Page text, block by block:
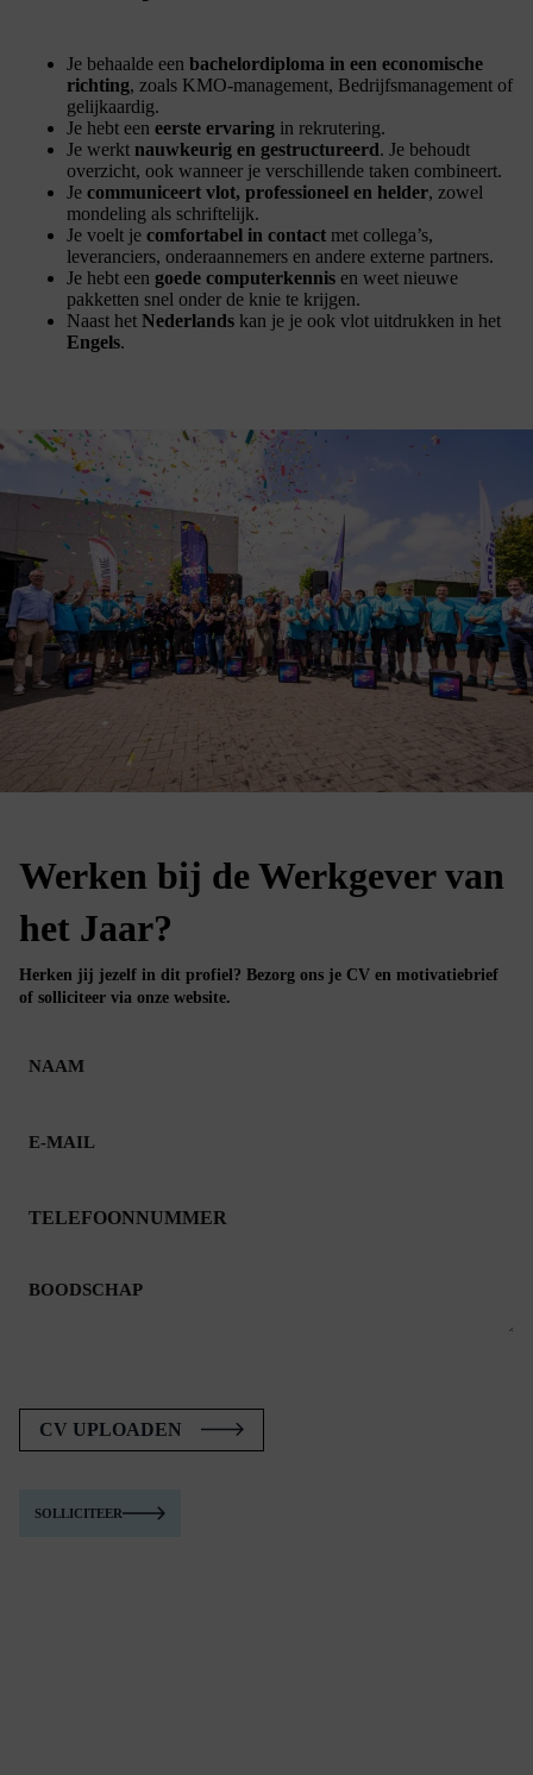
Je behaalde een bachelordiploma in een economische
richting, zoals KMO-management, Bedrijfsmanagement of
gelijkaardig.
Je hebt een eerste ervaring in rekrutering.
Je werkt nauwkeurig en gestructureerd. Je behoudt
overzicht, ook wanneer je verschillende taken combineert.
Je communiceert vlot, professioneel en helder, zowel
mondeling als schriftelijk.
Je voelt je comfortabel in contact met collega’s,
leveranciers, onderaannemers en andere externe partners.
Je hebt een goede computerkennis en weet nieuwe
pakketten snel onder de knie te krijgen.
Naast het Nederlands kan je je ook vlot uitdrukken in het
Engels.
Werken bij de Werkgever van
het Jaar?
Herken jij jezelf in dit profiel? Bezorg ons je CV en motivatiebrief
of solliciteer via onze website.
NAAM
E-
MAIL
TELEFOONNUMMER
BOODSCHAP
CV UPLOADEN
SOLLICITEER